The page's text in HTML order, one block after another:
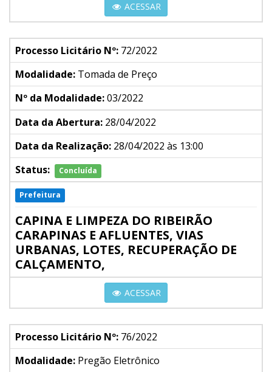
ACESSAR
Processo Licitário Nº: 72/2022
Modalidade: Tomada de Preço
Nº da Modalidade:03/2022
Data da Abertura: 28/04/2022
Data da Realização: 28/04/2022 às 13:00
Status:
Concluída
Prefeitura
CAPINA E LIMPEZA DO RIBEIRÃO
CARAPINAS E AFLUENTES, VIAS
URBANAS, LOTES, RECUPERAÇÃO DE
CALÇAMENTO,
ACESSAR
Processo Licitário Nº: 76/2022
Modalidade: Pregão Eletrônico